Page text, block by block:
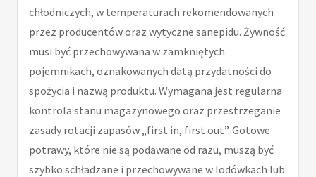
chłodniczych, w temperaturach rekomendowanych
przez producentów oraz wytyczne sanepidu. Żywność
musi być przechowywana w zamkniętych
pojemnikach, oznakowanych datą przydatności do
spożycia i nazwą produktu. Wymagana jest regularna
kontrola stanu magazynowego oraz przestrzeganie
zasady rotacji zapasów „first in, first out”. Gotowe
potrawy, które nie są podawane od razu, muszą być
szybko schładzane i przechowywane w lodówkach lub